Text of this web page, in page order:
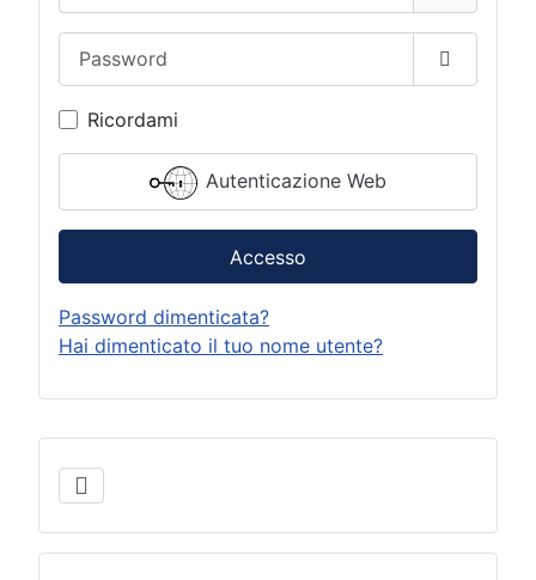
Mostra
Ricordami
Autenticazione Web
Accesso
Password dimenticata?
Hai dimenticato il tuo nome utente?